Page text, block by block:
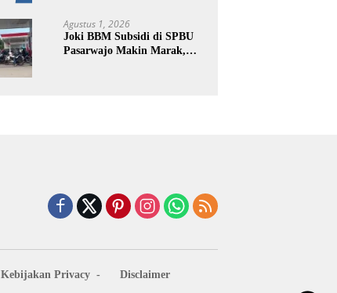
Agustus 1, 2026
Joki BBM Subsidi di SPBU
Pasarwajo Makin Marak,
Kebijakan Privacy
Disclaimer